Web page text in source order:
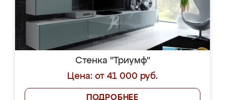
Стенка "Триумф"
Цена: от 41 000 руб.
ПОДРОБНЕЕ